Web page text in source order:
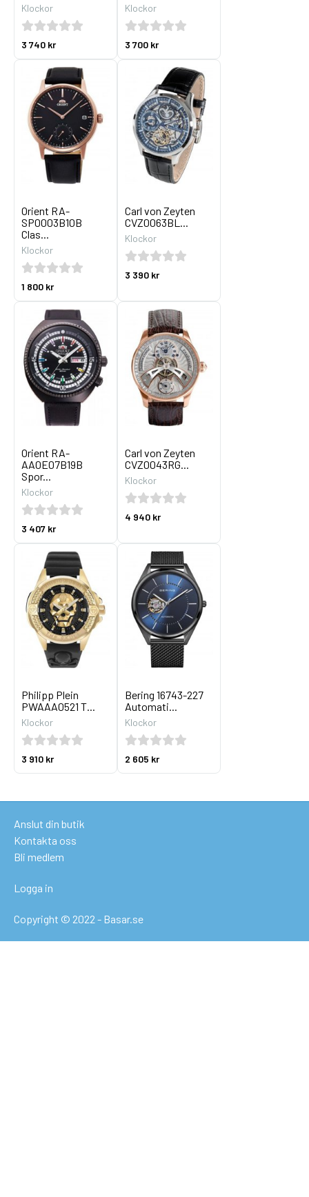
Klockor
3 740 kr
Klockor
3 700 kr
Orient RA-
SP0003B10B
Clas...
Klockor
1 800 kr
Carl von Zeyten
CVZ0063BL...
Klockor
3 390 kr
Orient RA-
AA0E07B19B
Spor...
Klockor
3 407 kr
Carl von Zeyten
CVZ0043RG...
Klockor
4 940 kr
Philipp Plein
PWAAA0521 T...
Klockor
3 910 kr
Bering 16743-227
Automati...
Klockor
2 605 kr
Anslut din butik
Kontakta oss
Bli medlem
Logga in
Copyright © 2022 - Basar.se